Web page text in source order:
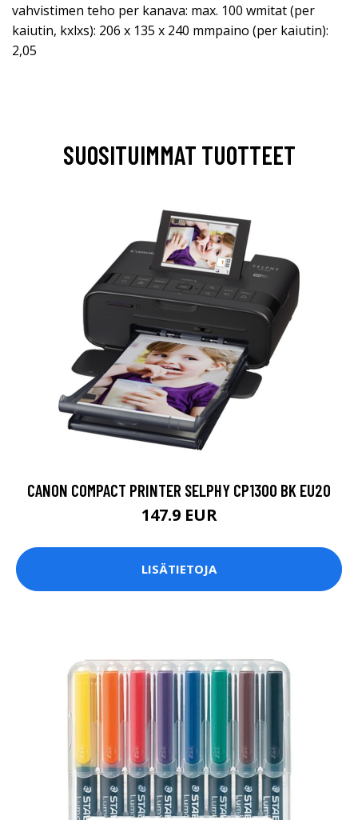
vahvistimen teho per kanava: max. 100 wmitat (per
kaiutin, kxlxs): 206 x 135 x 240 mmpaino (per kaiutin):
2,05
SUOSITUIMMAT TUOTTEET
CANON COMPACT PRINTER SELPHY CP1300 BK EU20
147.9 EUR
LISÄTIETOJA